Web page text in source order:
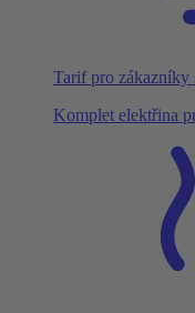
Tarif pro zákazníky
Komplet elektřina